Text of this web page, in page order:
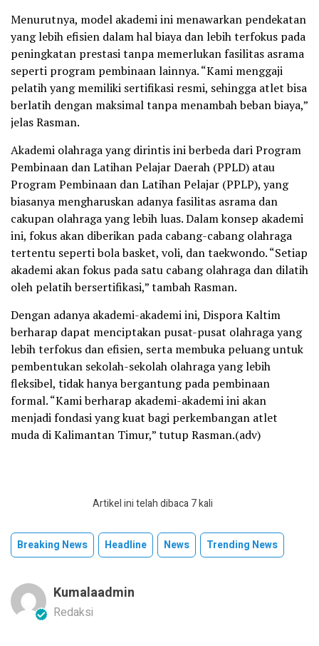
Menurutnya, model akademi ini menawarkan pendekatan
yang lebih efisien dalam hal biaya dan lebih terfokus pada
peningkatan prestasi tanpa memerlukan fasilitas asrama
seperti program pembinaan lainnya. “Kami menggaji
pelatih yang memiliki sertifikasi resmi, sehingga atlet bisa
berlatih dengan maksimal tanpa menambah beban biaya,”
jelas Rasman.
Akademi olahraga yang dirintis ini berbeda dari Program
Pembinaan dan Latihan Pelajar Daerah (PPLD) atau
Program Pembinaan dan Latihan Pelajar (PPLP), yang
biasanya mengharuskan adanya fasilitas asrama dan
cakupan olahraga yang lebih luas. Dalam konsep akademi
ini, fokus akan diberikan pada cabang-cabang olahraga
tertentu seperti bola basket, voli, dan taekwondo. “Setiap
akademi akan fokus pada satu cabang olahraga dan dilatih
oleh pelatih bersertifikasi,” tambah Rasman.
Dengan adanya akademi-akademi ini, Dispora Kaltim
berharap dapat menciptakan pusat-pusat olahraga yang
lebih terfokus dan efisien, serta membuka peluang untuk
pembentukan sekolah-sekolah olahraga yang lebih
fleksibel, tidak hanya bergantung pada pembinaan
formal. “Kami berharap akademi-akademi ini akan
menjadi fondasi yang kuat bagi perkembangan atlet
muda di Kalimantan Timur,” tutup Rasman.(adv)
Artikel ini telah dibaca 7 kali
Breaking News Headline News Trending News
Kumalaadmin
Redaksi